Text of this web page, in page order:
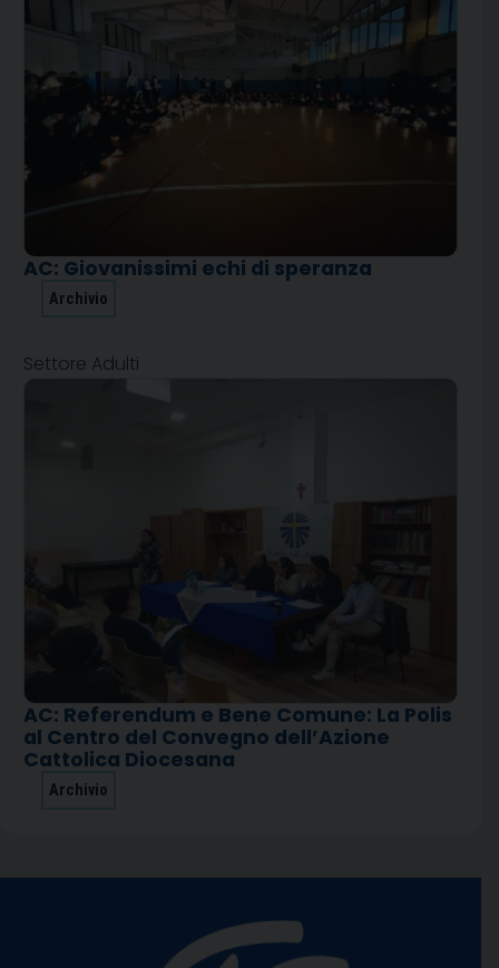
AC: Giovanissimi echi di speranza
Archivio
Settore Adulti
AC: Referendum e Bene Comune: La Polis
al Centro del Convegno dell’Azione
Cattolica Diocesana
Archivio